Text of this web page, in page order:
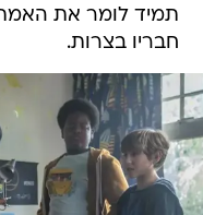
תמיד לומר את
חבריו בצרות.